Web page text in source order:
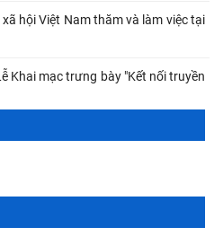
hội Việt Nam thăm và làm việc tại
Khai mạc trưng bày "Kết nối truyền
Tổng Bí thư, Chủ tịch nước Tô Lâm
CÔNG BẰNG PHÂN PHỐI ĐẾN